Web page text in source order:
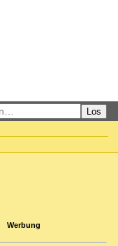
Los
Werbung